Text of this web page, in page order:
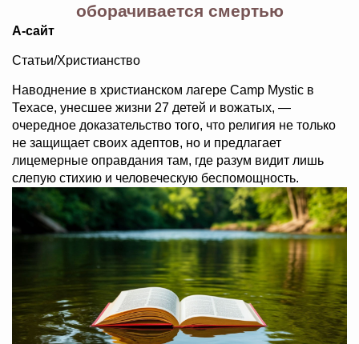
оборачивается смертью
А-сайт
Статьи/Христианство
Наводнение в христианском лагере Camp Mystic в
Техасе, унесшее жизни 27 детей и вожатых, —
очередное доказательство того, что религия не только
не защищает своих адептов, но и предлагает
лицемерные оправдания там, где разум видит лишь
слепую стихию и человеческую беспомощность.